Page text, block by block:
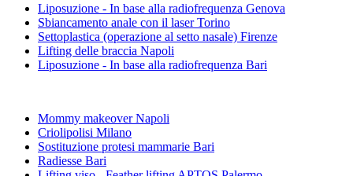
Liposuzione - In base alla radiofrequenza Genova
Sbiancamento anale con il laser Torino
Settoplastica (operazione al setto nasale) Firenze
Lifting delle braccia Napoli
Liposuzione - In base alla radiofrequenza Bari
Mommy makeover Napoli
Criolipolisi Milano
Sostituzione protesi mammarie Bari
Radiesse Bari